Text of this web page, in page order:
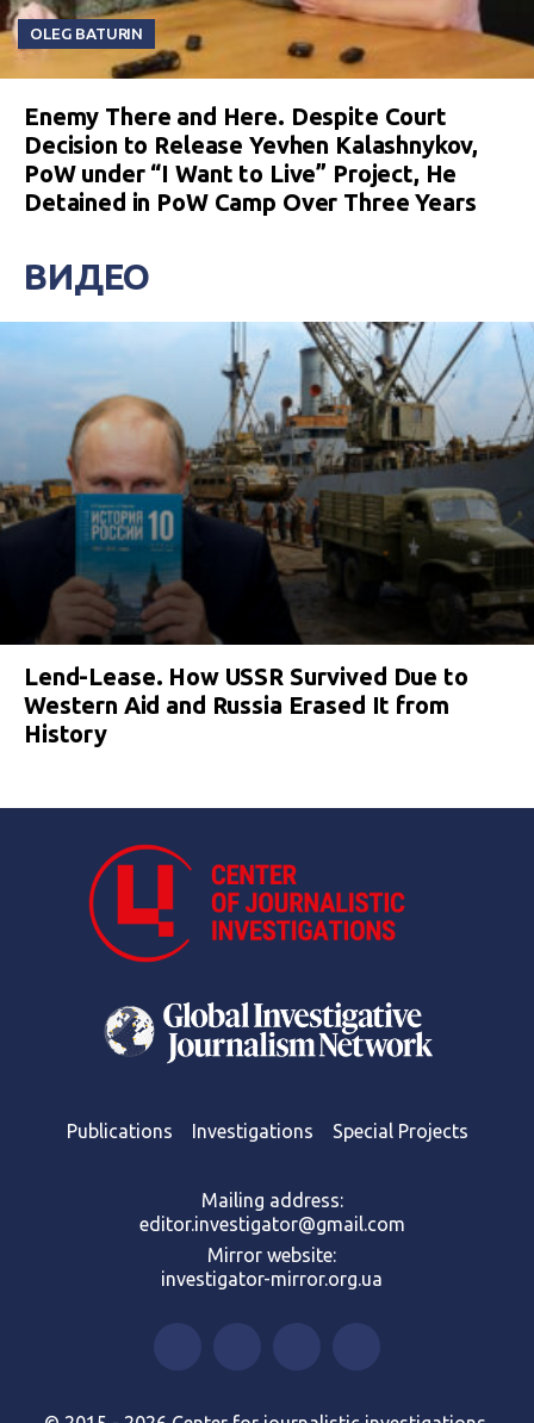
OLEG BATURIN
Enemy There and Here. Despite Court
Decision to Release Yevhen Kalashnykov,
PoW under “I Want to Live” Project, He
Detained in PoW Camp Over Three Years
ВИДЕО
Lend-Lease. How USSR Survived Due to
Western Aid and Russia Erased It from
History
Publications Investigations Special Projects
Mailing address:
editor.investigator@gmail.com
Mirror website:
investigator-mirror.org.ua